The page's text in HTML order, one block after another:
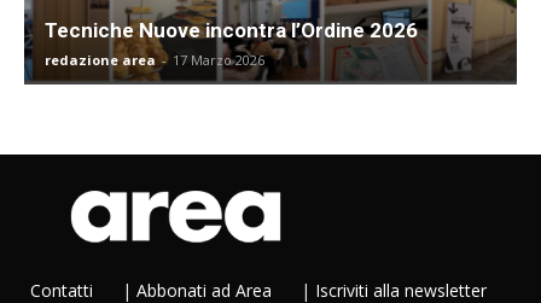
Tecniche Nuove incontra l’Ordine 2026
redazione area - 17 Marzo 2026
Contatti | Abbonati ad Area | Iscriviti alla newsletter